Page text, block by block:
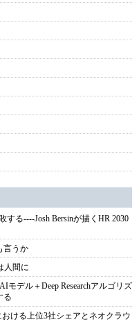
する----Josh Bersinが描くHR 2030
言うか
人間に
デル＋Deep Researchアルゴリズ
る
ける上位3社シェアとネオクラウ